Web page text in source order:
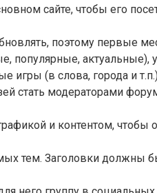
сайте, чтобы его
поэтому первые
популярные, актуальные),
игры (в слова, города и
стать модераторами
и контентом,
тем. Заголовки должны